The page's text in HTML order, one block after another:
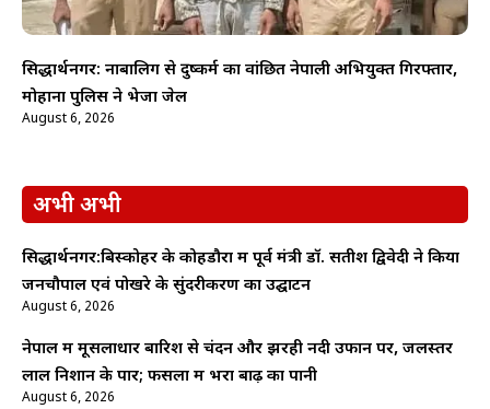
सिद्धार्थनगर: नाबालिग से दुष्कर्म का वांछित नेपाली अभियुक्त गिरफ्तार,
मोहाना पुलिस ने भेजा जेल
August 6, 2026
अभी अभी
सिद्धार्थनगर:बिस्कोहर के कोहडौरा में पूर्व मंत्री डॉ. सतीश द्विवेदी ने किया
जनचौपाल एवं पोखरे के सुंदरीकरण का उद्घाटन
August 6, 2026
नेपाल में मूसलाधार बारिश से चंदन और झरही नदी उफान पर, जलस्तर
लाल निशान के पार; फसलों में भरा बाढ़ का पानी
August 6, 2026